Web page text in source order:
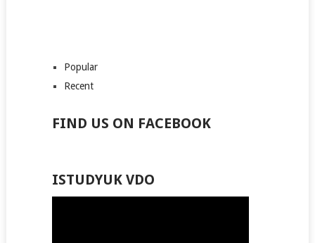
Popular
Recent
FIND US ON FACEBOOK
ISTUDYUK VDO